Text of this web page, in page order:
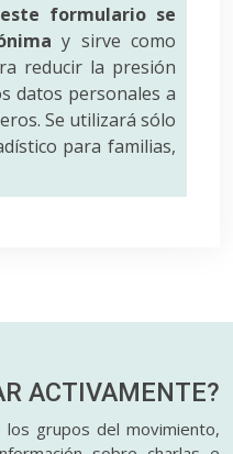
formulario se
y sirve como
reducir la presión
datos personales a
Se utilizará sólo
para familias,
ACTIVAMENTE?
grupos del movimiento,